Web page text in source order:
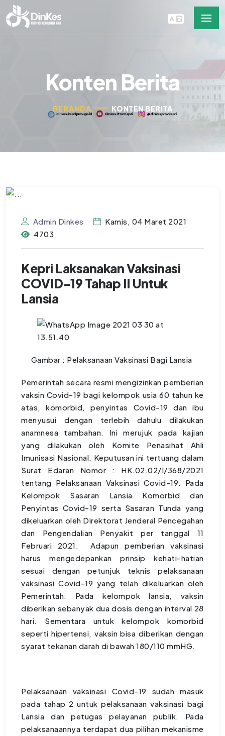
Konten Berita
BERANDA KONTEN BERITA
Admin Dinkes
Kamis, 04 Maret 2021
4703
Kepri Laksanakan Vaksinasi
COVID-19 Tahap II Untuk
Lansia
Gambar : Pelaksanaan Vaksinasi Bagi Lansia
Pemerintah secara resmi mengizinkan pemberian
vaksin Covid-19 bagi kelompok usia 60 tahun ke
atas, komorbid, penyintas Covid-19 dan ibu
menyusui dengan terlebih dahulu dilakukan
anamnesa tambahan. Ini merujuk pada kajian
yang dilakukan oleh Komite Penasihat Ahli
Imunisasi Nasional. Keputusan ini tertuang dalam
Surat Edaran Nomor : HK.02.02/I/368/2021
tentang Pelaksanaan Vaksinasi Covid-19. Pada
Kelompok Sasaran Lansia Komorbid dan
Penyintas Covid-19 serta Sasaran Tunda yang
dikeluarkan oleh Direktorat Jenderal Pencegahan
dan Pengendalian Penyakit per tanggal 11
Februari 2021. Adapun pemberian vaksinasi
harus mengedepankan prinsip kehati-hatian
sesuai dengan petunjuk teknis pelaksanaan
vaksinasi Covid-19 yang telah dikeluarkan oleh
Pemerintah. Pada kelompok lansia, vaksin
diberikan sebanyak dua dosis dengan interval 28
hari. Sementara untuk kelompok komorbid
seperti hipertensi, vaksin bisa diberikan dengan
syarat tekanan darah di bawah 180/110 mmHG.
Pelaksanaan vaksinasi Covid-19 sudah masuk
pada tahap 2 untuk pelaksanaan vaksinasi bagi
Lansia dan petugas pelayanan publik. Pada
pelaksanaannya terdapat dua pilihan mekanisme